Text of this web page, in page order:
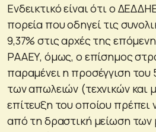
Ενδεικτικό είναι ότι ο
πορεία που οδηγεί τις
9,37% στις αρχές της
ΡΑΑΕΥ, όμως, ο επίσημος
παραμένει η προσέγγιση του
των απωλειών (τεχνικών και
επίτευξη του οποίου πρέπει
από τη δραστική μείωση των